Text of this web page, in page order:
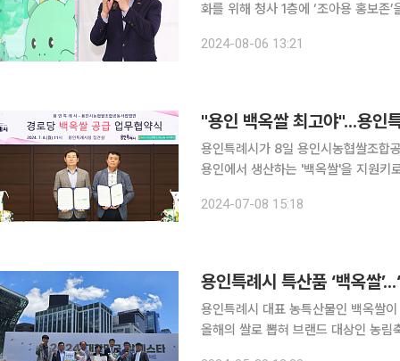
화를 위해 청사 1층에 ‘조아용 홍보존’
양한 변천사 등을 알려주는 ‘스토리존
2024-08-06 13:21
용인특례시가 8일 용인시농협쌀조합
용인에서 생산하는 '백옥쌀'을 지원키로 했다. 이날 협약식에는 이상일 용인특례시
삼농협 조합장, 이호재 남사농협 조
2024-07-08 15:18
용인특례시 대표 농특산물인 백옥쌀
올해의 쌀로 뽑혀 브랜드 대상인 농림축산식품부장관상